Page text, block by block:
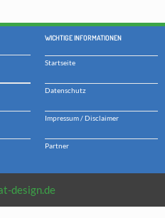
WICHTIGE INFORMATIONEN
Startseite
Datenschutz
Impressum / Disclaimer
Partner
design.de